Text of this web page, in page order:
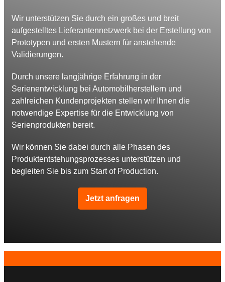
Wir unterstützen Sie durch ein großes und breit
aufgestelltes Lieferantennetzwerk bei der Erstellung von
Prototypen und ersten Mustern für anstehende
Validierungen.
Durch unsere langjährige Erfahrung in der
Serienentwicklung bei Automobilherstellern und
zahlreichen Kundenprojekten stellen wir Ihnen die
notwendige Expertise für die Entwicklung von
Serienprodukten bereit.
Wir können Sie dabei durch alle Phasen des
Produktentstehungsprozesses unterstützen und
begleiten Sie bis zum Start of Production.
Jetzt anfragen